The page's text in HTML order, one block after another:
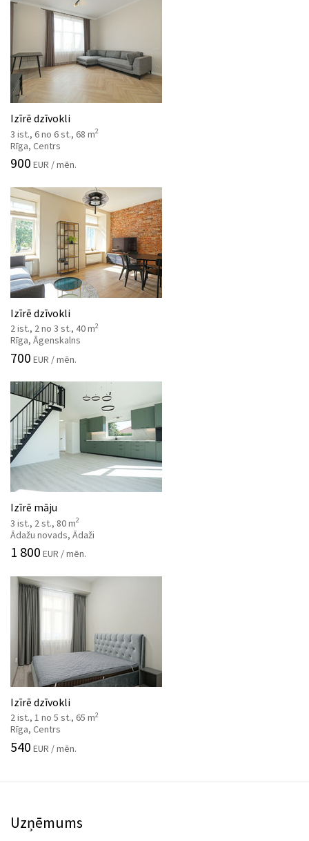
Izīrē dzīvokli
3 ist., 6 no 6 st., 68 m2
Rīga, Centrs
900 EUR / mēn.
Izīrē dzīvokli
2 ist., 2 no 3 st., 40 m2
Rīga, Āgenskalns
700 EUR / mēn.
Izīrē māju
3 ist., 2 st., 80 m2
Ādažu novads, Ādaži
1 800 EUR / mēn.
Izīrē dzīvokli
2 ist., 1 no 5 st., 65 m2
Rīga, Centrs
540 EUR / mēn.
Uzņēmums